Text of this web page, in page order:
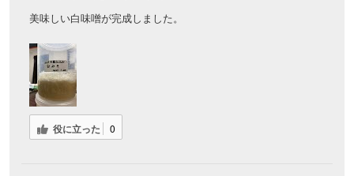
美味しい白味噌が完成しました。
役に立った 0